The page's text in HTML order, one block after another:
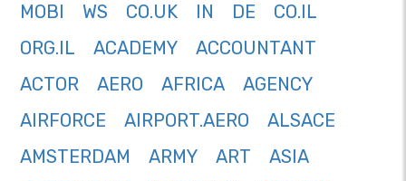
MOBI
WS CO.UK IN DE
CO.IL
ORG.IL
ACADEMY
ACCOUNTANT
ACTOR
AERO AFRICA
AGENCY
AIRFORCE
AIRPORT.AERO
ALSACE
AMSTERDAM
ARMY ART
ASIA